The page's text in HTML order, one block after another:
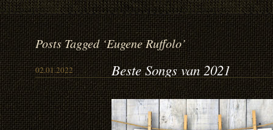
Posts Tagged ‘Eugene Ruffolo’
02.01.2022 Beste Songs van 2021